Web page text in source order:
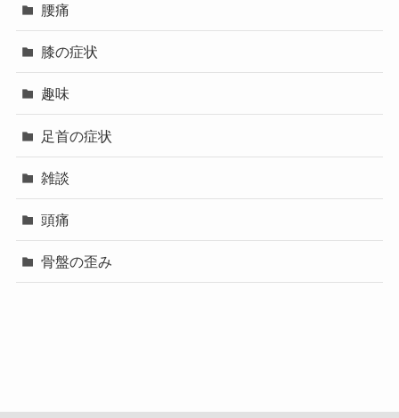
腰痛
膝の症状
趣味
足首の症状
雑談
頭痛
骨盤の歪み